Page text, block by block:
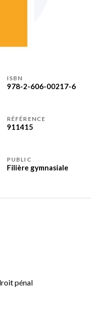
ISBN
978-2-606-00217-6
RÉFÉRENCE
911415
PUBLIC
Filière gymnasiale
pénal